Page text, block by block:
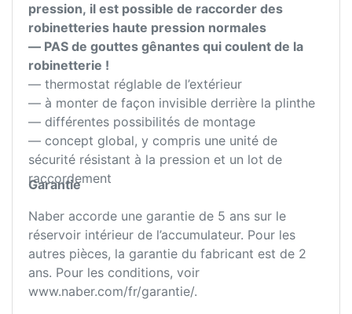
pression, il est possible de raccorder des
robinetteries haute pression normales
— PAS de gouttes gênantes qui coulent de la
robinetterie !
— thermostat réglable de l’extérieur
— à monter de façon invisible derrière la plinthe
— différentes possibilités de montage
— concept global, y compris une unité de
sécurité résistant à la pression et un lot de
raccordement
Garantie
Naber accorde une garantie de 5 ans sur le
réservoir intérieur de l’accumulateur. Pour les
autres pièces, la garantie du fabricant est de 2
ans. Pour les conditions, voir
www.naber.com/fr/garantie/.